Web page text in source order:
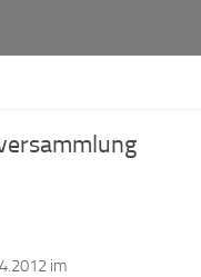
im